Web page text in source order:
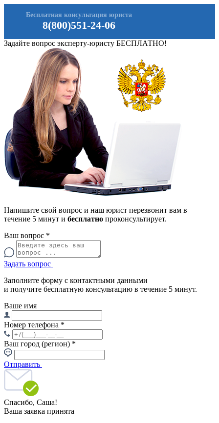
8(800)551-24-06
Бесплатная консультация юриста
Задайте вопрос эксперту-юристу БЕСПЛАТНО!
Напишите свой вопрос и наш юрист перезвонит вам в
течение 5 минут и бесплатно проконсультирует.
Ваш вопрос *
Задать вопрос
Заполните форму с контактными данными
и получите бесплатную консультацию в течение 5 минут.
Ваше имя
Номер телефона *
Ваш город (регион) *
Отправить
Спасибо, Саша!
Ваша заявка принята